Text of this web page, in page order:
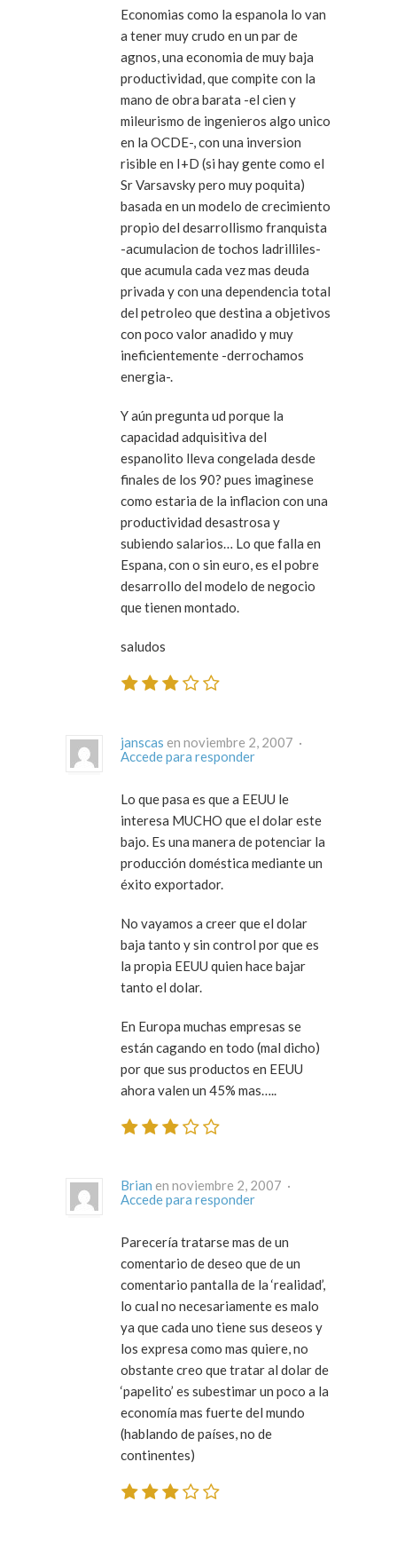
Economias como la espanola lo van
a tener muy crudo en un par de
agnos, una economia de muy baja
productividad, que compite con la
mano de obra barata -el cien y
mileurismo de ingenieros algo unico
en la OCDE-, con una inversion
risible en I+D (si hay gente como el
Sr Varsavsky pero muy poquita)
basada en un modelo de crecimiento
propio del desarrollismo franquista
-acumulacion de tochos ladrilliles-
que acumula cada vez mas deuda
privada y con una dependencia total
del petroleo que destina a objetivos
con poco valor anadido y muy
ineficientemente -derrochamos
energia-.
Y aún pregunta ud porque la
capacidad adquisitiva del
espanolito lleva congelada desde
finales de los 90? pues imaginese
como estaria de la inflacion con una
productividad desastrosa y
subiendo salarios… Lo que falla en
Espana, con o sin euro, es el pobre
desarrollo del modelo de negocio
que tienen montado.
saludos
janscas
en noviembre 2, 2007 ·
Accede para responder
Lo que pasa es que a EEUU le
interesa MUCHO que el dolar este
bajo. Es una manera de potenciar la
producción doméstica mediante un
éxito exportador.
No vayamos a creer que el dolar
baja tanto y sin control por que es
la propia EEUU quien hace bajar
tanto el dolar.
En Europa muchas empresas se
están cagando en todo (mal dicho)
por que sus productos en EEUU
ahora valen un 45% mas…..
Brian
en noviembre 2, 2007 ·
Accede para responder
Parecería tratarse mas de un
comentario de deseo que de un
comentario pantalla de la ‘realidad’,
lo cual no necesariamente es malo
ya que cada uno tiene sus deseos y
los expresa como mas quiere, no
obstante creo que tratar al dolar de
‘papelito’ es subestimar un poco a la
economía mas fuerte del mundo
(hablando de países, no de
continentes)